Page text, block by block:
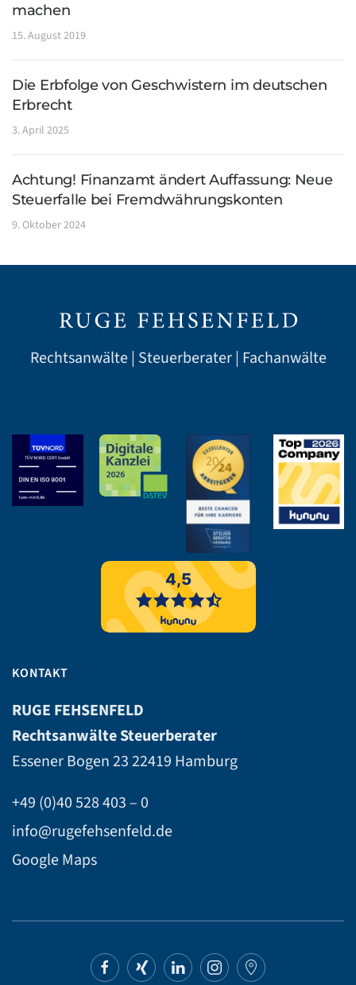
machen
15. August 2019
Die Erbfolge von Geschwistern im deutschen
Erbrecht
3. April 2025
Achtung! Finanzamt ändert Auffassung: Neue
Steuerfalle bei Fremdwährungskonten
9. Oktober 2024
Rechtsanwälte | Steuerberater | Fachanwälte
KONTAKT
RUGE FEHSENFELD
Rechtsanwälte Steuerberater
Essener Bogen 2322419 Hamburg
+49 (0)40 528 403 – 0
info@rugefehsenfeld.de
Google Maps